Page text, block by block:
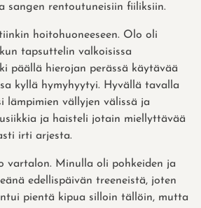
sangen rentoutuneisiin fiiliksiin.
hoitohuoneeseen. Olo oli
tapsuttelin valkoisissa
päällä hierojan perässä käytävää
kyllä hymyhyytyi. Hyvällä tavalla
lämpimien vällyjen välissä ja
ja haisteli jotain miellyttävää
irti arjesta.
vartalon. Minulla oli pohkeiden ja
edellispäivän treeneistä, joten
pientä kipua silloin tällöin, mutta